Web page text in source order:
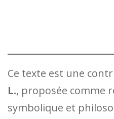
Ce texte est une
L., proposée comme
symbolique et